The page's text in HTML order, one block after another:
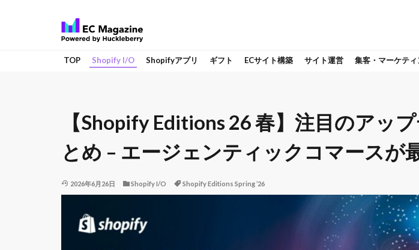
TOP Shopify I/O Shopifyアプリ ギフト ECサイト構築 サイト運営 集客・マーケティ
【Shopify Editions 26 春】注目のアッ
とめ – エージェンティックコマースが
2026年6月26日 Shopify I/O Shopify Editions Spring ’26